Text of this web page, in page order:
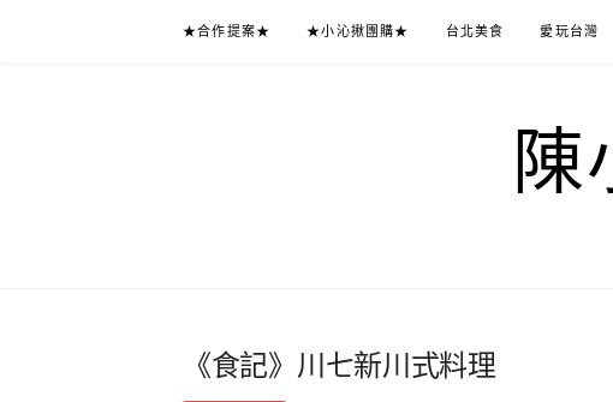
★合作提案★ ★小沁揪團購★ 台北美食 愛玩台灣
陳
《食記》川七新川式料理